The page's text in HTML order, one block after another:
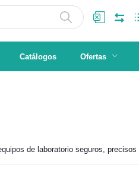
Catálogos Ofertas
de laboratorio seguros, precisos